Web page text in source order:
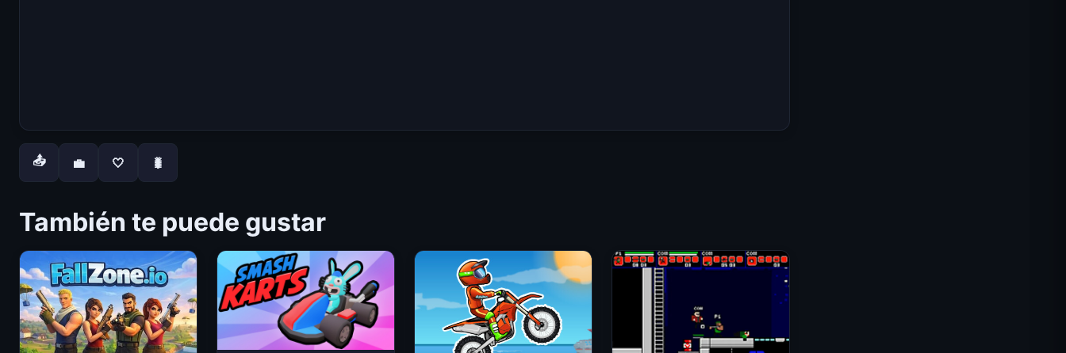
📤 💼 🤍 🐛
También te puede gustar